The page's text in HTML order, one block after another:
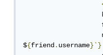
${friend.username}`}